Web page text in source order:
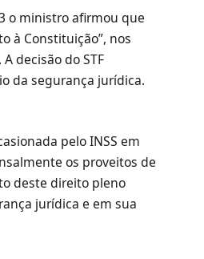
o ministro afirmou que
à Constituição”, nos
decisão do STF
da segurança jurídica.
pelo INSS em
os proveitos de
deste direito pleno
jurídica e em sua